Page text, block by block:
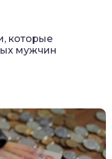
которые
мужчин